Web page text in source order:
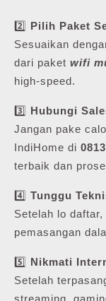
2️⃣ Pilih Paket
Sesuaikan
dari paket wifi
high-speed.
3️⃣ Hubungi
Jangan pake
IndiHome di
terbaik dan
4️⃣ Tunggu
Setelah lo
pemasangan
5️⃣ Nikmati
Setelah
streaming,